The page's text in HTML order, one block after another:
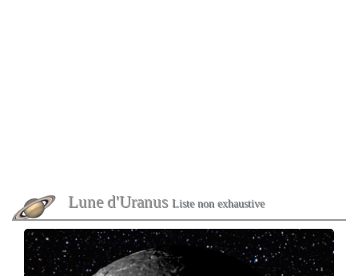
Lune d'Uranus Liste non exhaustive